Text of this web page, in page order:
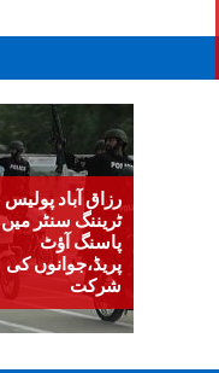
رزاق آباد پولیس
ٹریننگ سنٹر میں
پاسنگ آؤٹ
پریڈ،جوانوں کی
شرکت